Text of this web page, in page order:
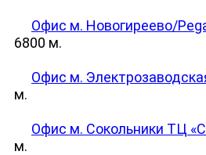
Офис м. Новогиреево/
6800 м.
Офис м.
м.
Офис м. Сокольники ТЦ
м.